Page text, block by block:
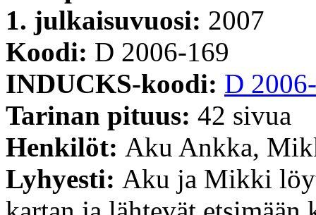
1. julkaisuvuosi: 2007
Koodi: D 2006-169
INDUCKS-koodi: D
Tarinan pituus: 42 sivua
Henkilöt: Aku Ankka,
Lyhyesti: Aku ja Mikki